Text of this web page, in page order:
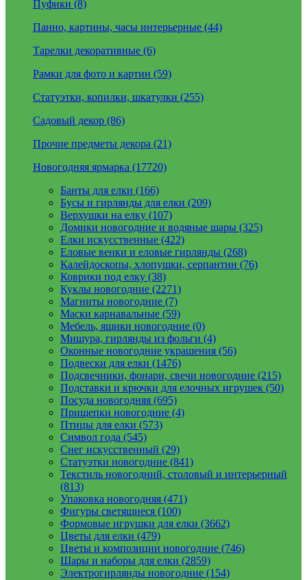
Пуфики (8)
Панно, картины, часы интерьерные (44)
Тарелки декоративные (6)
Рамки для фото и картин (59)
Статуэтки, копилки, шкатулки (255)
Садовый декор (86)
Прочие предметы декора (21)
Новогодняя ярмарка (17720)
Банты для елки (166)
Бусы и гирлянды для елки (209)
Верхушки на елку (107)
Домики новогодние и водяные шары (325)
Елки искусственные (422)
Еловые венки и еловые гирлянды (268)
Калейдоскопы, хлопушки, серпантин (76)
Коврики под елку (38)
Куклы новогодние (2271)
Магниты новогодние (7)
Маски карнавальные (59)
Мебель, ящики новогодние (0)
Мишура, гирлянды из фольги (4)
Оконные новогодние украшения (56)
Подвески для елки (1476)
Подсвечники, фонари, свечи новогодние (215)
Подставки и крючки для елочных игрушек (50)
Посуда новогодняя (695)
Прищепки новогодние (4)
Птицы для елки (573)
Символ года (545)
Снег искусственный (29)
Статуэтки новогодние (841)
Текстиль новогодний, столовый и интерьерный
(813)
Упаковка новогодняя (471)
Фигуры светящиеся (100)
Формовые игрушки для елки (3662)
Цветы для елки (479)
Цветы и композиции новогодние (746)
Шары и наборы для елки (2859)
Электрогирлянды новогодние (154)